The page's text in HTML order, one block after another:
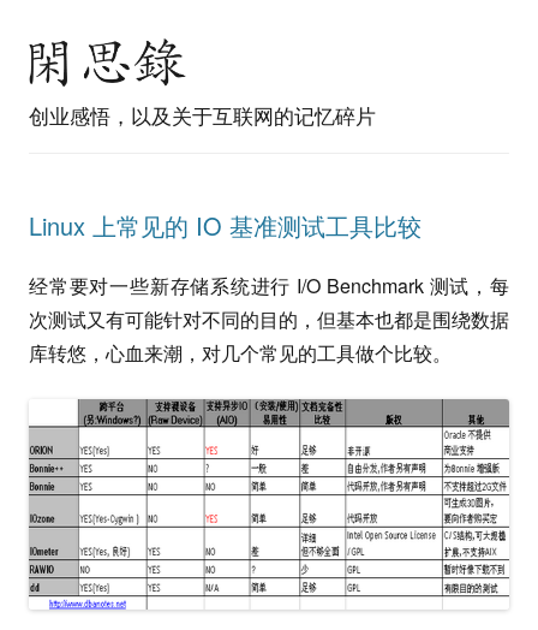
创业感悟，以及关于互联网的记忆碎片
Linux 上常见的 IO 基准测试工具比较
经常要对一些新存储系统进行 I/O Benchmark 测试，每
次测试又有可能针对不同的目的，但基本也都是围绕数据
库转悠，心血来潮，对几个常见的工具做个比较。